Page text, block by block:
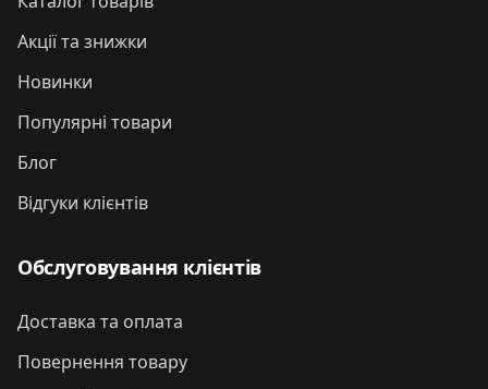
Акції та знижки
Новинки
Популярні товари
Блог
Відгуки клієнтів
Обслуговування клієнтів
Доставка та оплата
Повернення товару